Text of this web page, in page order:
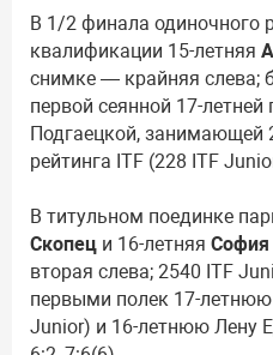
В 1/2 финала одиночного
квалификации 15-летняя
снимке — крайняя слева;
первой сеянной 17-
Подгаецкой, занимающей
рейтинга ITF (228 ITF
В титульном поединке
Скопец и 16-летняя София
вторая слева; 2540 ITF
первыми полек 17-
Junior) и 16-летнюю Лену